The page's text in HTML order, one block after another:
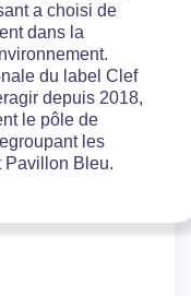
a choisi de
dans la
du label Clef
depuis 2018,
le pôle de
les
Pavillon Bleu.